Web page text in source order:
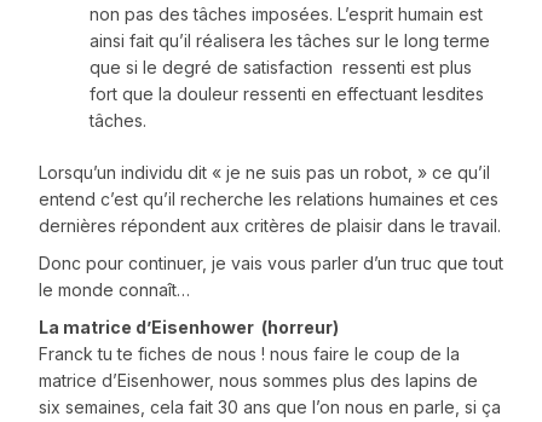
non pas des tâches imposées. L’esprit humain est
ainsi fait qu’il réalisera les tâches sur le long terme
que si le degré de satisfaction ressenti est plus
fort que la douleur ressenti en effectuant lesdites
tâches.
Lorsqu’un individu dit « je ne suis pas un robot, » ce qu’il
entend c’est qu’il recherche les relations humaines et ces
dernières répondent aux critères de plaisir dans le travail.
Donc pour continuer, je vais vous parler d’un truc que tout
le monde connaît…
La matrice d’Eisenhower (horreur)
Franck tu te fiches de nous ! nous faire le coup de la
matrice d’Eisenhower, nous sommes plus des lapins de
six semaines, cela fait 30 ans que l’on nous en parle, si ça